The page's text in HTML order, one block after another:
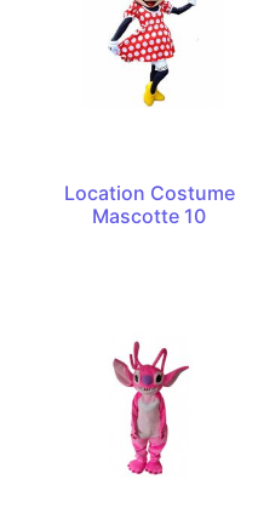
Location Costume
Mascotte 10